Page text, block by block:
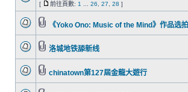
[ 前往頁數: 1 26 27 28 ]
《Yoko Ono: Music of the Mind》作品选拍
洛城地铁舔新线
chinatown第127屆金龍大遊行